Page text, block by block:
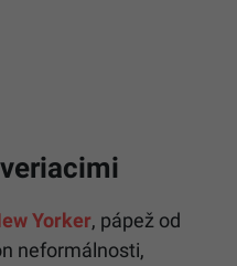
Yorker, pápež od
neformálnosti,